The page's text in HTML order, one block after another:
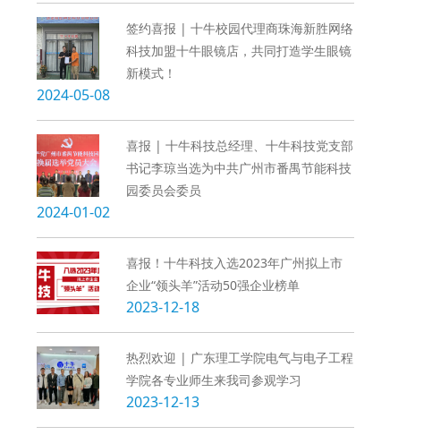
签约喜报 | 十牛校园代理商珠海新胜网络
科技加盟十牛眼镜店，共同打造学生眼镜
新模式！
2024-05-08
喜报 | 十牛科技总经理、十牛科技党支部
书记李琼当选为中共广州市番禺节能科技
园委员会委员
2024-01-02
喜报！十牛科技入选2023年广州拟上市
企业“领头羊”活动50强企业榜单
2023-12-18
热烈欢迎 | 广东理工学院电气与电子工程
学院各专业师生来我司参观学习
2023-12-13